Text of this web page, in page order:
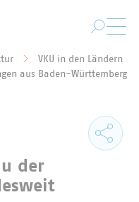
VKU in den Ländern
aus Baden-Württemberg
der